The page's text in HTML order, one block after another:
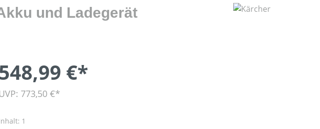
und Ladegerät
548,99 €*
773,50 €*
1